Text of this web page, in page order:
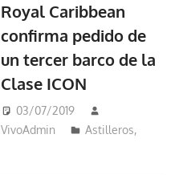
Royal Caribbean
confirma pedido de
un tercer barco de la
Clase ICON
03/07/2019
VivoAdmin
Astilleros,